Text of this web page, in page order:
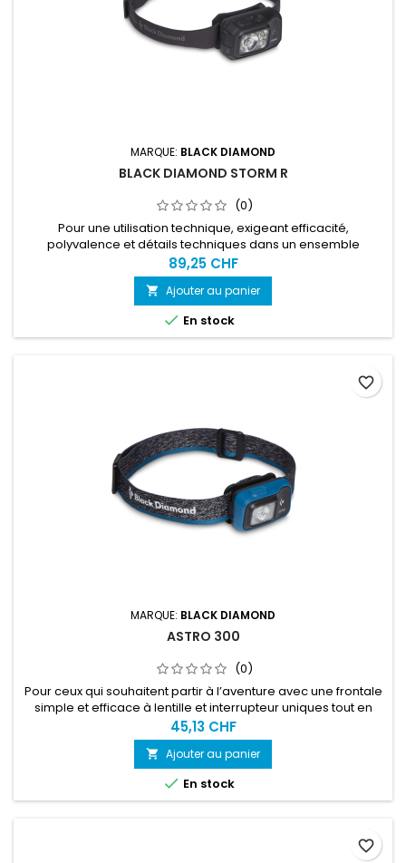
MARQUE: BLACK DIAMOND
BLACK DIAMOND STORM R
(0)
Pour une utilisation technique, exigeant efficacité,
polyvalence et détails techniques dans un ensemble
compact. L’utilisateur dispose d’une source d'alimentation et
apprécie de pouvoir recharger la lampe afin d’anticiper ses
courses en montagne avec une pile totalement chargée et
opérationnelle.
89,25 CHF
 Ajouter au panier
 En stock
MARQUE: BLACK DIAMOND
ASTRO 300
(0)
Pour ceux qui souhaitent partir à l’aventure avec une frontale
simple et efficace à lentille et interrupteur uniques tout en
ayant la possibilité de la recharger et de la tenir toujours
prête à l’utilisation.
45,13 CHF
 Ajouter au panier
 En stock
favorite_border
favorite_border